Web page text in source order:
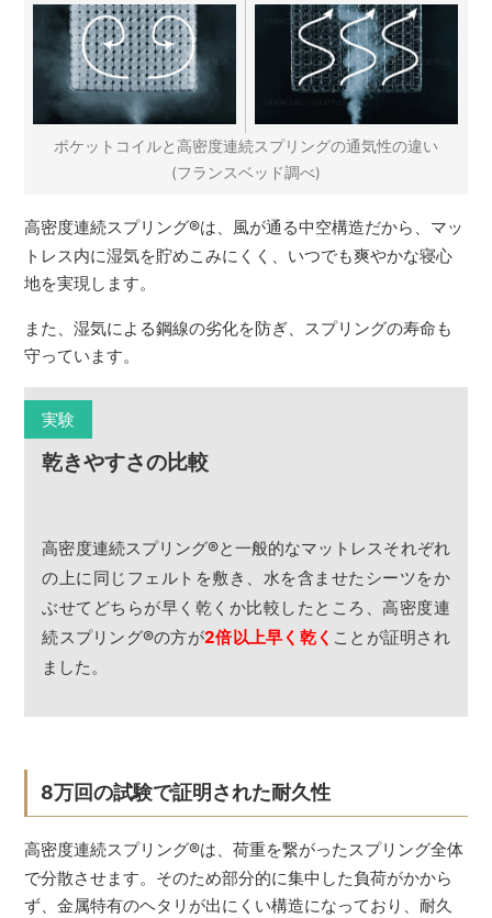
ポケットコイルと高密度連続スプリングの通気性の違い
(フランスベッド調べ)
高密度連続スプリング®は、風が通る中空構造だから、マッ
トレス内に湿気を貯めこみにくく、いつでも爽やかな寝心
地を実現します。
また、湿気による鋼線の劣化を防ぎ、スプリングの寿命も
守っています。
実験
乾きやすさの比較
高密度連続スプリング®と一般的なマットレスそれぞれ
の上に同じフェルトを敷き、水を含ませたシーツをか
ぶせてどちらが早く乾くか比較したところ、高密度連
続スプリング®の方が2倍以上早く乾く ことが証明され
ました。
8万回の試験で証明された耐久性
高密度連続スプリング®は、荷重を繋がったスプリング全体
で分散させます。そのため部分的に集中した負荷がかから
ず、金属特有のヘタリが出にくい構造になっており、耐久